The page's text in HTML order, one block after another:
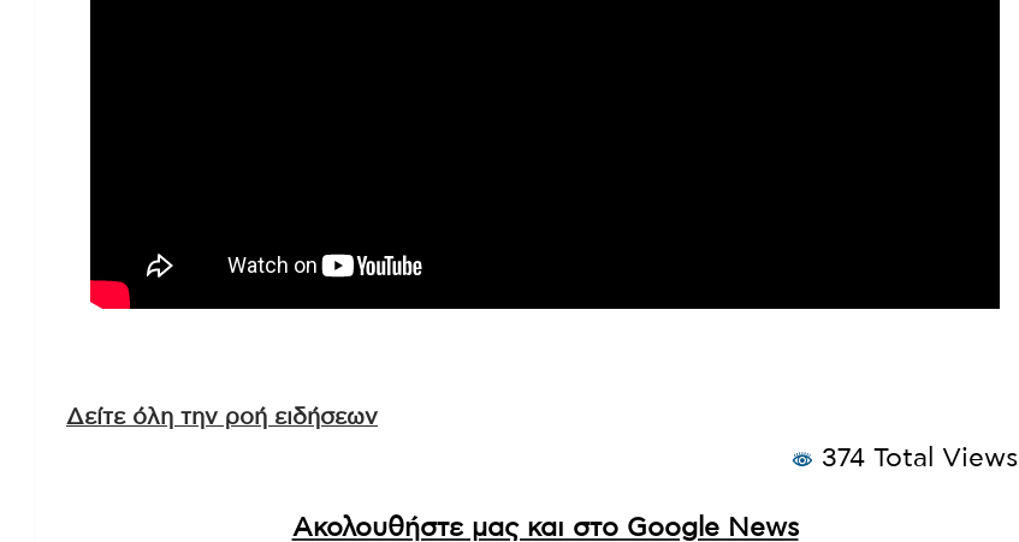
Δείτε όλη την ροή ειδήσεων
374 Total Views
Ακολουθήστε μας και στο Google News